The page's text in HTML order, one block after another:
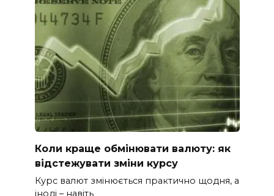
Коли краще обмінювати валюту: як
відстежувати зміни курсу
Курс валют змінюється практично щодня, а
іноді – навіть